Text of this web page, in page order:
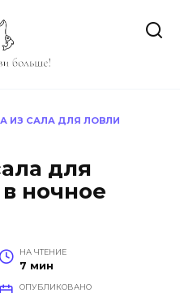
ИЗ САЛА ДЛЯ ЛОВЛИ
для
ночное
НА ЧТЕНИЕ
7 мин
ОПУБЛИКОВАНО